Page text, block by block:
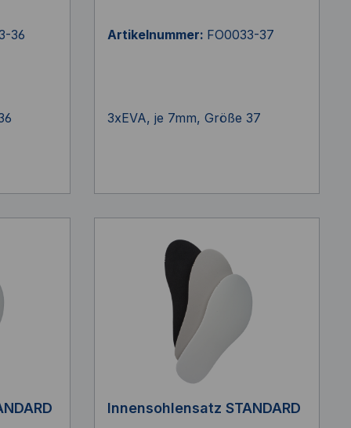
36 Artikelnummer: FO0033-37
3xEVA, je 7mm, Größe 37
Innensohlensatz STANDARD